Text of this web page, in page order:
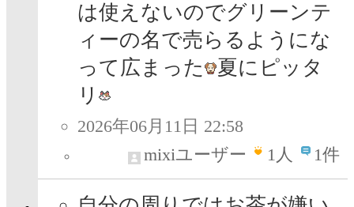
は使えないのでグリーンテ
ィーの名で売らるようにな
って広まった
夏にピッタ
リ
2026年06月11日 22:58
mixiユーザー
1人 1件